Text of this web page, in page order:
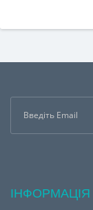
ІНФОРМАЦІЯ